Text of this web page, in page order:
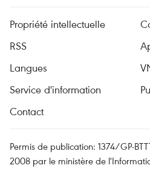
Propriété intellectuelle
RSS
Langues
Service d'information
Contact
Permis de publication: 1374/GP-
2008 par le ministère de